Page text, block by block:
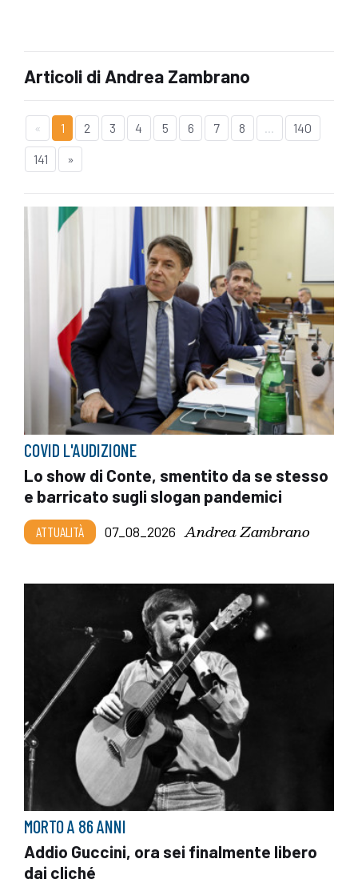
Articoli di Andrea Zambrano
« 1 2 3 4 5 6 7 8 140
141 »
COVID L'AUDIZIONE
Lo show di Conte, smentito da se stesso
e barricato sugli slogan pandemici
ATTUALITÀ 07_08_2026 Andrea Zambrano
MORTO A 86 ANNI
Addio Guccini, ora sei finalmente libero
dai cliché